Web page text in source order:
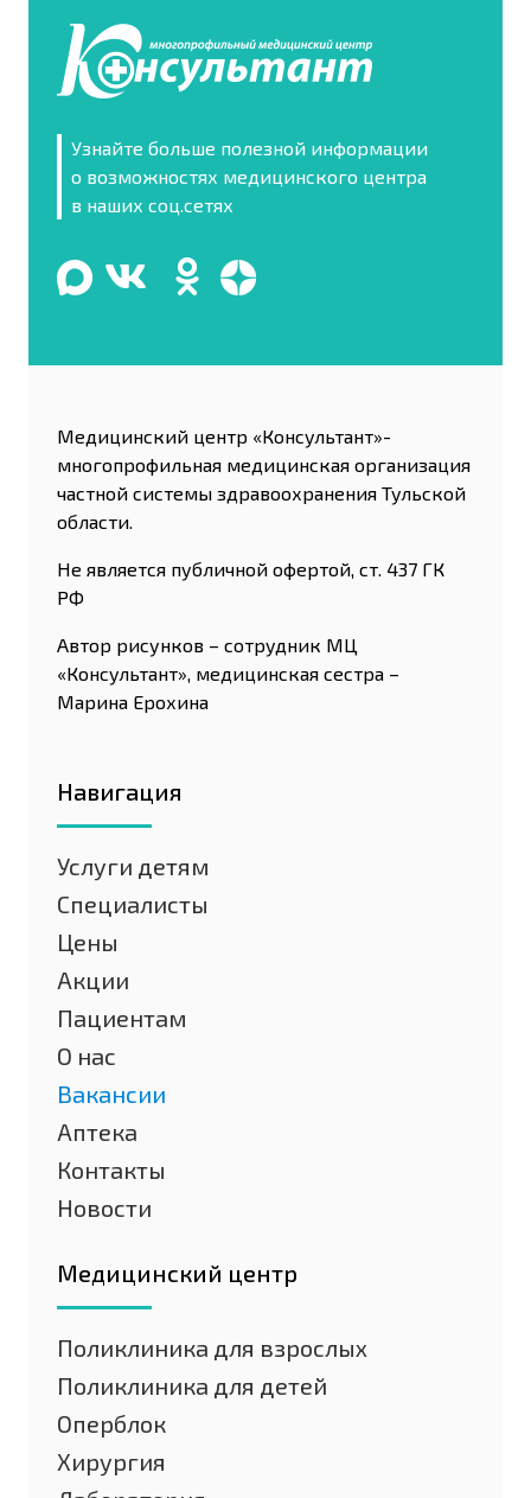
Узнайте больше полезной информации
о возможностях медицинского центра
в наших соц.сетях
Медицинский центр «Консультант»-
многопрофильная медицинская организация
частной системы здравоохранения Тульской
области.
Не является публичной офертой, ст. 437 ГК
РФ
Автор рисунков – сотрудник МЦ
«Консультант», медицинская сестра –
Марина Ерохина
Навигация
Услуги детям
Специалисты
Цены
Акции
Пациентам
О нас
Вакансии
Аптека
Контакты
Новости
Медицинский центр
Поликлиника для взрослых
Поликлиника для детей
Оперблок
Хирургия